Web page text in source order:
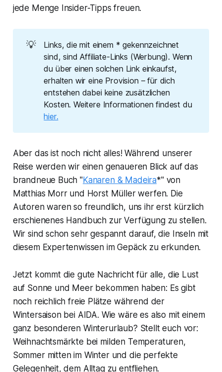
jede Menge Insider-Tipps freuen.
💡
Links, die mit einem * gekennzeichnet
sind, sind Affiliate-Links (Werbung). Wenn
du über einen solchen Link einkaufst,
erhalten wir eine Provision – für dich
entstehen dabei keine zusätzlichen
Kosten. Weitere Informationen findest du
hier.
Aber das ist noch nicht alles! Während unserer
Reise werden wir einen genaueren Blick auf das
brandneue Buch "Kanaren & Madeira*" von
Matthias Morr und Horst Müller werfen. Die
Autoren waren so freundlich, uns ihr erst kürzlich
erschienenes Handbuch zur Verfügung zu stellen.
Wir sind schon sehr gespannt darauf, die Inseln mit
diesem Expertenwissen im Gepäck zu erkunden.
Jetzt kommt die gute Nachricht für alle, die Lust
auf Sonne und Meer bekommen haben: Es gibt
noch reichlich freie Plätze während der
Wintersaison bei AIDA. Wie wäre es also mit einem
ganz besonderen Winterurlaub? Stellt euch vor:
Weihnachtsmärkte bei milden Temperaturen,
Sommer mitten im Winter und die perfekte
Gelegenheit, dem Alltag zu entfliehen.